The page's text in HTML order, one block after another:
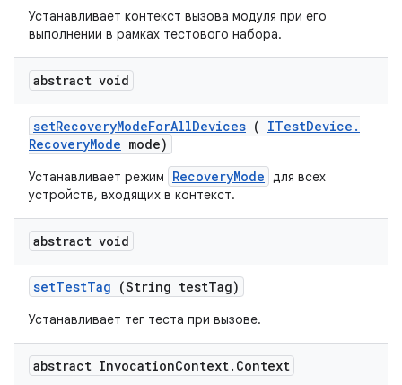
Устанавливает контекст вызова модуля при его
выполнении в рамках тестового набора.
abstract void
setRecoveryModeForAllDevices ( ITestDevice .
RecoveryMode mode)
Устанавливает режим RecoveryMode для всех
устройств, входящих в контекст.
abstract void
setTestTag (String testTag)
Устанавливает тег теста при вызове.
abstract InvocationContext. Context